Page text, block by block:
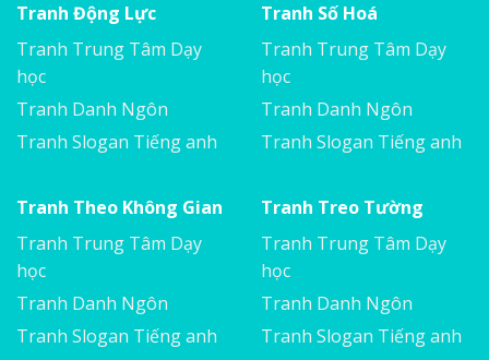
Tranh Động Lực
Tranh Trung Tâm Dạy
học
Tranh Danh Ngôn
Tranh Slogan Tiếng anh
Tranh Số Hoá
Tranh Trung Tâm Dạy
học
Tranh Danh Ngôn
Tranh Slogan Tiếng anh
Tranh Theo Không Gian
Tranh Trung Tâm Dạy
học
Tranh Danh Ngôn
Tranh Slogan Tiếng anh
Tranh Treo Tường
Tranh Trung Tâm Dạy
học
Tranh Danh Ngôn
Tranh Slogan Tiếng anh